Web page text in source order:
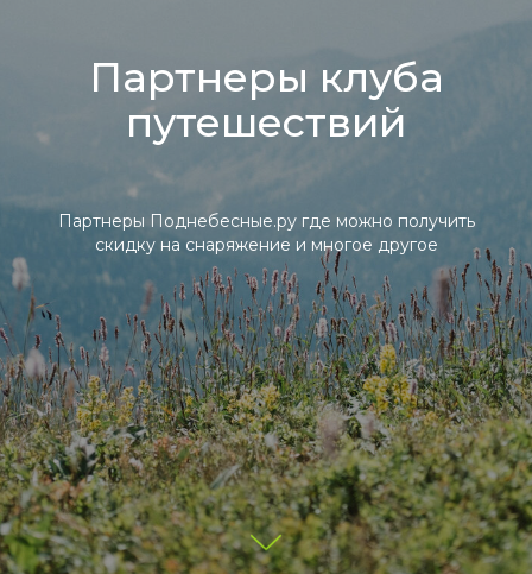
Партнеры клуба
путешествий
Партнеры Поднебесные.ру где можно получить
скидку на снаряжение и многое другое